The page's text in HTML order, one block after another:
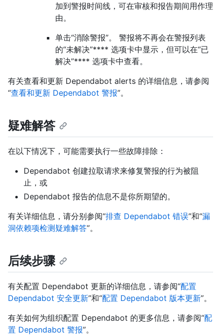
加到警报时间线，可在审核和报告期间用作理
由。
单击“消除警报”。 警报将不再会在警报列表
的“未解决”**** 选项卡中显示，但可以在“已
解决”**** 选项卡中查看。
有关查看和更新 Dependabot alerts 的详细信息，请参阅
“查看和更新 Dependabot 警报”。
疑难解答
在以下情况下，可能需要执行一些故障排除：
Dependabot 创建拉取请求来修复警报的行为被阻
止，或
Dependabot 报告的信息不是你所期望的。
有关详细信息，请分别参阅“排查 Dependabot 错误”和“漏
洞依赖项检测疑难解答”。
后续步骤
有关配置 Dependabot 更新的详细信息，请参阅“配置
Dependabot 安全更新”和“配置 Dependabot 版本更新”。
有关如何为组织配置 Dependabot 的更多信息，请参阅“配
置 Dependabot 警报”。